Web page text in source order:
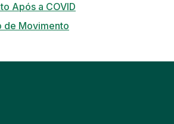
Após a COVID
de Movimento